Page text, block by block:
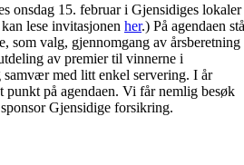
onsdag 15. februar i Gjensidiges
lese invitasjonen her.) På agendaen
som valg, gjennomgang av årsberetning
av premier til vinnerne i
med litt enkel servering. I år
punkt på agendaen. Vi får nemlig besøk
Gjensidige forsikring.